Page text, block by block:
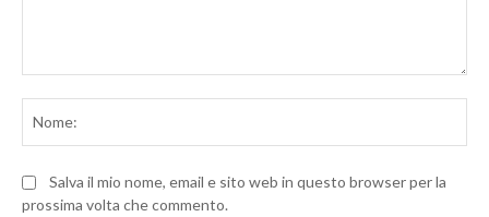
Salva il mio nome, email e sito web in questo browser per la
prossima volta che commento.